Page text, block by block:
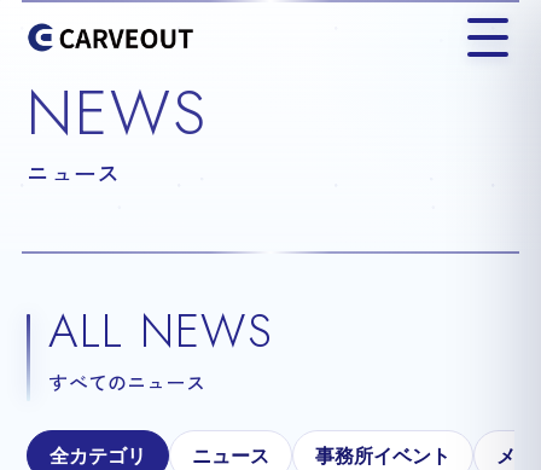
NEWS
ニュース
ALL NEWS
すべてのニュース
全カテゴリ ニュース 事務所イベント メ